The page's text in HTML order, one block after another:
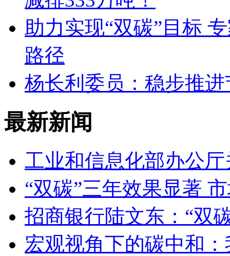
助力实现“双碳”目标
路径
杨长利委员：稳步推
最新新闻
工业和信息化部办公
“双碳”三年效果显著
招商银行陆文东：“双
宏观视角下的碳中和